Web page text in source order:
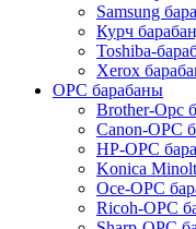
Samsung
Курч
Toshiba-
Xerox
OPC барабаны
Brother-Opc
Canon-OPC
HP-OPC
Konica
Oce-OPC
Ricoh-OPC